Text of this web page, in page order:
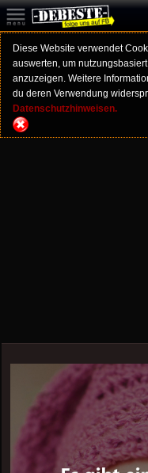
Diese Website verwendet
auswerten, um
anzuzeigen. Weitere
du deren Verwendung
Datenschutzhinweisen.